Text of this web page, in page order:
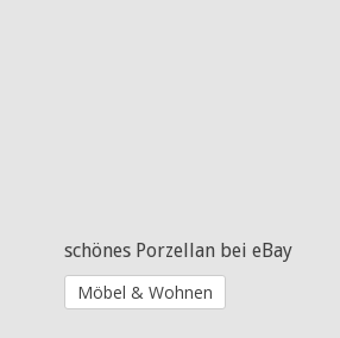
schönes Porzellan bei eBay
Möbel & Wohnen